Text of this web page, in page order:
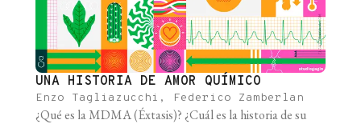
UNA HISTORIA DE AMOR QUÍMICO
Enzo Tagliazucchi, Federico Zamberlan
¿Qué es la MDMA (Éxtasis)? ¿Cuál es la historia de su